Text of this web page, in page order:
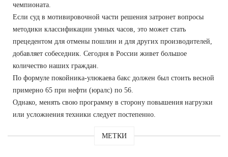
чемпионата.
Если суд в мотивировочной части решения затронет вопросы
методики классификации умных часов, это может стать
прецедентом для отмены пошлин и для других производителей,
добавляет собеседник. Сегодня в России живет большое
количество наших граждан.
По формуле покойника-улюкаева бакс должен был стоить весной
примерно 65 при нефти (юралс) по 56.
Однако, менять свою программу в сторону повышения нагрузки
или усложнения техники следует постепенно.
МЕТКИ